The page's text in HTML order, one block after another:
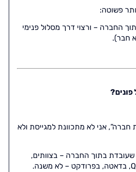
פשוטה:
החברה – ורצוי דרך מסלול פנימי
חברה”, אני לא מתכוונת למגייסת ולא
שעובדת בתוך החברה – בצוותים,